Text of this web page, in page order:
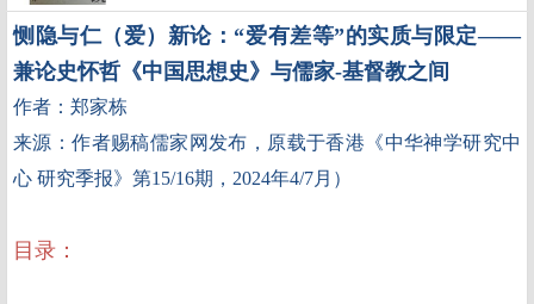
恻隐与仁（爱）新论： “爱有差等”的实质与限定——
兼论史怀哲《中国思想史》与儒家-基督教之间
作者：郑家栋
来源：作者赐稿儒家网发布，原载于香港《中华神学研究中
心 研究季报》第15/16期， 2024年4/7月）
目录：